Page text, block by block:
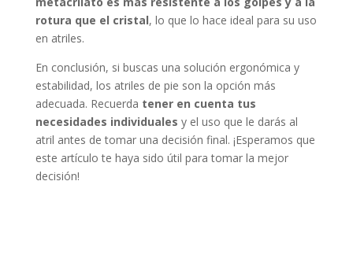
rotura que el cristal, lo que lo hace ideal para su uso
en atriles.
En conclusión, si buscas una solución ergonómica y
estabilidad, los atriles de pie son la opción más
adecuada. Recuerda tener en cuenta tus
necesidades individuales y el uso que le darás al
atril antes de tomar una decisión final. ¡Esperamos que
este artículo te haya sido útil para tomar la mejor
decisión!